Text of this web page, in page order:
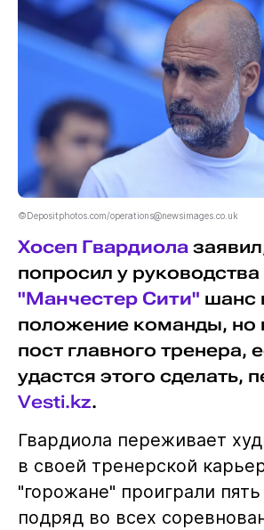
©Depositphotos.com/operations@newsimages.co.uk
Хосеп Гвардиола
попросил у руководства
"Манчестер Сити" шанс
положение команды, но
пост главного тренера,
удастся этого сделать,
Vesti.kz.
Гвардиола переживает
в своей тренерской
"горожане" проиграли
подряд во всех